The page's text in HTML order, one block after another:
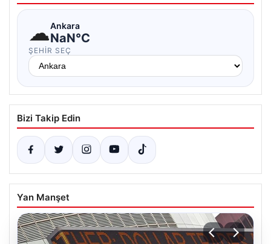
☁Ankara
NaN°C
ŞEHIR SEÇ
Bizi Takip Edin
Yan Manşet